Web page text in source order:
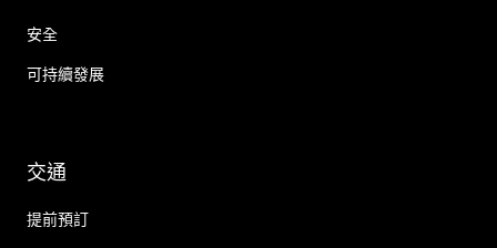
安全
可持續發展
交通
提前預訂